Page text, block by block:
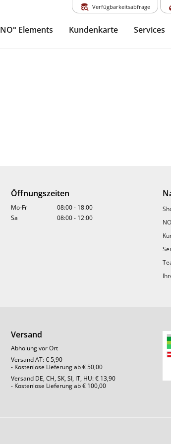
Verfügbarkeitsabfrage
NO° Elements Kundenkarte Services
Öffnungszeiten
Mo-Fr 08:00- 18:00
Sa
08:00- 12:00
Versand
Abholung vor Ort
Versand AT: € 5,90
- Kostenlose Lieferung ab € 50,00
Versand DE, CH, SK, SI, IT, HU: € 13,90
- Kostenlose Lieferung ab € 100,00